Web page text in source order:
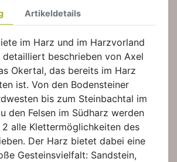
Artikeldetails
im Harz und im Harzvorland
beschrieben von Axel
Okertal, das bereits im Harz
ist. Von den Bodensteiner
bis zum Steinbachtal im
den Felsen im Südharz werden
2 alle Klettermöglichkeiten des
Der Harz bietet dabei eine
Gesteinsvielfalt: Sandstein,